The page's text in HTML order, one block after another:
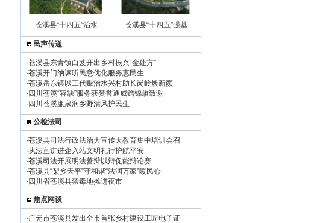
苍溪县“十四五”治水 苍溪县“十四五”强基
民声传递
·苍溪县东青镇白芨开出乡村振兴“金处方”
·苍溪开门纳谏听民意优化服务惠民生
·苍溪岳东镇以工代赈治水兴村助长岗岭焕新颜
· 四川苍溪“容缺”服务获赞誉通威赠锦旗致谢
· 四川苍溪廉泉润乡野清风护民生
公检法司
·苍溪县司法行政法治大宣传大教育集中培训会召
·执法宣讲进企入站文明礼行护航平安
·苍溪司法开展明法善辩以辩促能辩论赛
·苍溪县“梨乡天平”守和谐“法润万家”暖民心
· 四川省苍溪县禁毒地摊进夜市
焦点网谈
·广元市苍溪县发出全市首张乡村建设工匠电子证